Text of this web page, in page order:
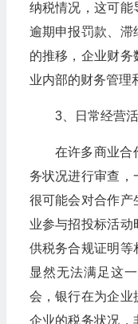
纳税情况，这可能
逾期申报罚款、滞
的推移，企业财
业内部的财务管理
3、日常经营
在许多商业合
务状况进行审查，
很可能会对合作产
业参与招投标活
供税务合规证明等
显然无法满足这
会，银行在为企业
企业的税务状况，